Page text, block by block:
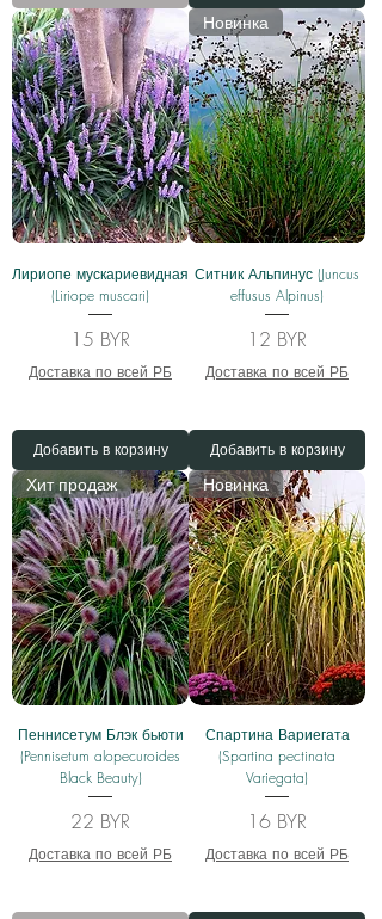
Лириопе мускариевидная
(Liriope muscari)
Цена
15 BYR
Доставка по всей РБ
Добавить в корзину
Новинка
Ситник Альпинус (Juncus
effusus Alpinus)
Цена
12 BYR
Доставка по всей РБ
Добавить в корзину
Хит продаж
Пеннисетум Блэк бьюти
(Pennisetum alopecuroides
Black Beauty)
Цена
22 BYR
Доставка по всей РБ
Новинка
Спартина Вариегата
(Spartina pectinata
Variegata)
Цена
16 BYR
Доставка по всей РБ